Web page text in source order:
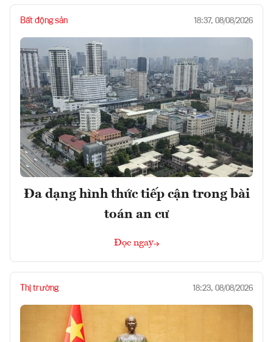
Bất động sản 18:37, 08/08/2026
Đa dạng hình thức tiếp cận trong bài
toán an cư
Đọc ngay
Thị trường 18:23, 08/08/2026